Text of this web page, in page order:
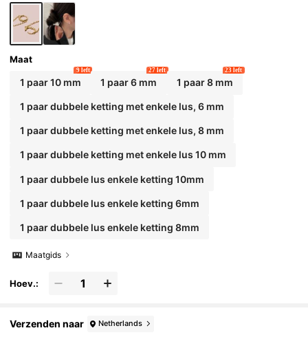
Maat
1 paar 10 mm
9 left
1 paar 6 mm
27 left
1 paar 8 mm
23 left
1 paar dubbele ketting met enkele lus, 6 mm
1 paar dubbele ketting met enkele lus, 8 mm
1 paar dubbele ketting met enkele lus 10 mm
1 paar dubbele lus enkele ketting 10mm
1 paar dubbele lus enkele ketting 6mm
1 paar dubbele lus enkele ketting 8mm
Maatgids
Hoev.:
Verzenden naar Netherlands